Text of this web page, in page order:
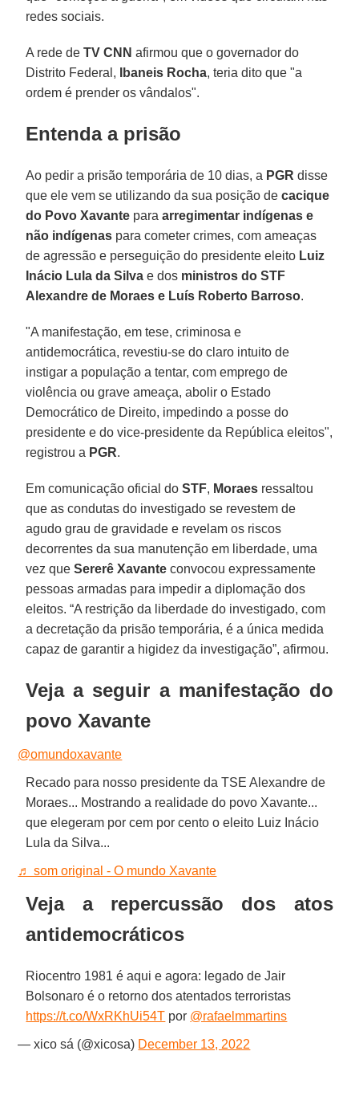
redes sociais.
A rede deTV CNNafirmou que o governador do
Distrito Federal,
Ibaneis Rocha, teria dito que "a
ordem é prender os vândalos".
Entenda a prisão
Ao pedir a prisão temporária de 10 dias, a PGR disse
que ele vem se utilizando da sua posição decacique
do Povo Xavante paraarregimentar indígenas e
não indígenas para cometer crimes, com ameaças
de agressão e perseguição do presidente eleito Luiz
Inácio Lula da Silva e dos ministros do STF
Alexandre de Moraes e Luís Roberto Barroso.
"A manifestação, em tese, criminosa e
antidemocrática, revestiu-se do claro intuito de
instigar a população a tentar, com emprego de
violência ou grave ameaça, abolir o Estado
Democrático de Direito, impedindo a posse do
presidente e do vice-presidente da República eleitos",
registrou a PGR.
Em comunicação oficial doSTF, Moraes ressaltou
que as condutas do investigado se revestem de
agudo grau de gravidade e revelam os riscos
decorrentes da sua manutenção em liberdade, uma
vez queSererê Xavante convocou expressamente
pessoas armadas para impedir a diplomação dos
eleitos. “A restrição da liberdade do investigado, com
a decretação da prisão temporária, é a única medida
capaz de garantir a higidez da investigação”, afirmou.
Veja a seguir a manifestação do
povo Xavante
@omundoxavante
Recado para nosso presidente da TSE Alexandre de
Moraes... Mostrando a realidade do povo Xavante...
que elegeram por cem por cento o eleito Luiz Inácio
Lula da Silva...
♬ som original - O mundo Xavante
Veja a repercussão dos atos
antidemocráticos
Riocentro 1981 é aqui e agora: legado de Jair
Bolsonaro é o retorno dos atentados terroristas
https://t.co/WxRKhUi54T por @rafaelmmartins
— xico sá (@xicosa) December 13, 2022